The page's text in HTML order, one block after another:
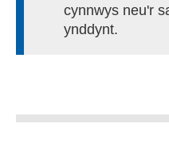
cynnwys neu'r
ynddynt.